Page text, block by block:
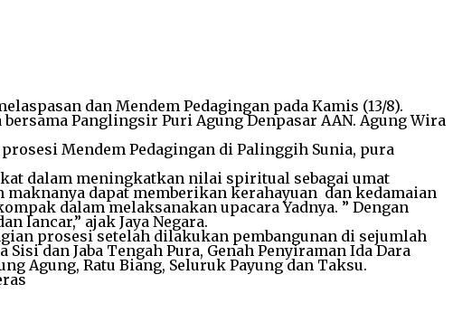
dan Mendem Pedagingan pada Kamis (13/8).
Panglingsir Puri Agung Denpasar AAN. Agung Wira
Mendem Pedagingan di Palinggih Sunia, pura
dalam meningkatkan nilai spiritual sebagai umat
dapat memberikan kerahayuan dan kedamaian
dalam melaksanakan upacara Yadnya. ” Dengan
lancar,” ajak Jaya Negara.
prosesi setelah dilakukan pembangunan di sejumlah
dan Jaba Tengah Pura, Genah Penyiraman Ida Dara
Agung, Ratu Biang, Seluruk Payung dan Taksu.